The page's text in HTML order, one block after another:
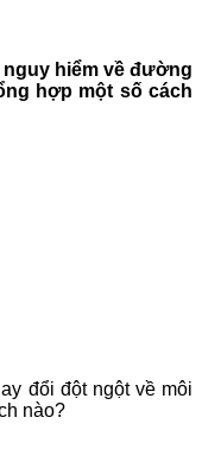
hiểm về đường
hợp một số cách
đổi đột ngột về môi
nào?